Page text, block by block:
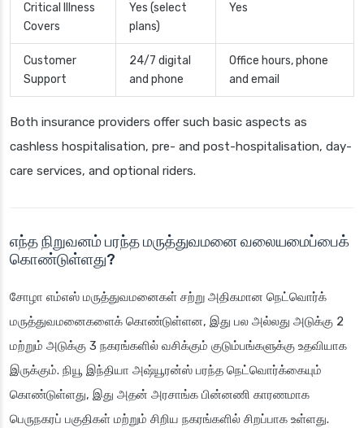
Critical Illness
Covers
Yes (select
plans)
Yes
Customer
Support
24/7 digital
and phone
Office hours, phone
and email
Both insurance providers offer such basic aspects as
cashless hospitalisation, pre- and post-hospitalisation, day-
care services, and optional riders.
எந்த நிறுவனம் பரந்த மருத்துவமனை வலையமைப்பைக்
கொண்டுள்ளது?
சோழா எம்எஸ் மருத்துவமனைகள் சற்று அதிகமான நெட்வொர்க்
மருத்துவமனைகளைக் கொண்டுள்ளன, இது பல அல்லது அடுக்கு 2
மற்றும் அடுக்கு 3 நகரங்களில் வசிக்கும் குடும்பங்களுக்கு உதவியாக
இருக்கும். நியூ இந்தியா அஷ்யூரன்ஸ் பரந்த நெட்வொர்க்கையும்
கொண்டுள்ளது, இது அதன் அரசாங்க பின்னணி காரணமாக
பெருநகரப் பகுதிகள் மற்றும் சிறிய நகரங்களில் சிறப்பாக உள்ளது.